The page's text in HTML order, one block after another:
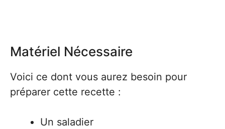
Matériel Nécessaire
Voici ce dont vous aurez besoin pour
préparer cette recette :
Un saladier